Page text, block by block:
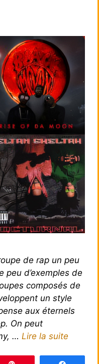
de rap un peu
peu d’exemples de
composés de
un style
aux éternels
On peut
… Lire la suite